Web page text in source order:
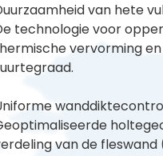
van hete
technologie voor
vervorming
van de